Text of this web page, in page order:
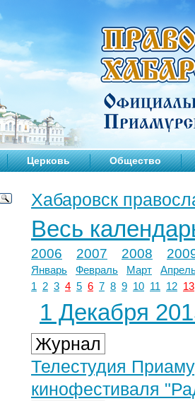
Церковь Общество
Хабаровск
Весь
2006 2007 2008
Январь Февраль Март
1
2 3 4 5 6 7 8 9 10 11 12 13
1 Декабря
Журнал
Телестудия
кинофестиваля